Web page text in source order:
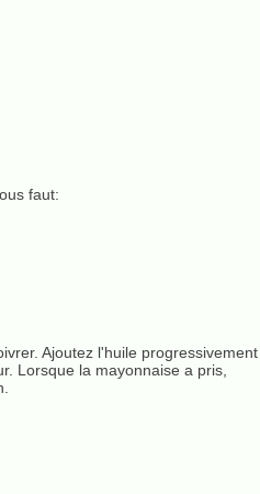
faut:
Ajoutez l'huile progressivement
Lorsque la mayonnaise a pris,